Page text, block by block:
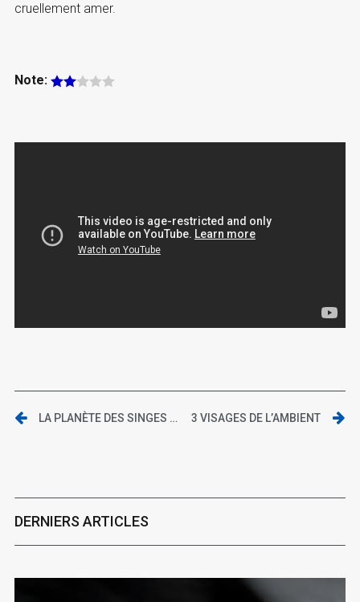
cruellement amer.
Note:
LA PLANÈTE DES SINGES : SUPRÉMATIE 3 VISAGES DE L’AMBIENT
DERNIERS ARTICLES